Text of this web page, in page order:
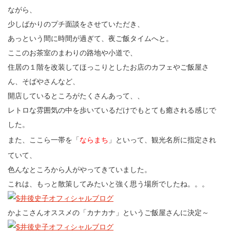
ながら、
少しばかりのプチ面談をさせていただき、
あっという間に時間が過ぎて、夜ご飯タイムへと。
ここのお茶室のまわりの路地や小道で、
住居の１階を改装してほっこりとしたお店のカフェやご飯屋さ
ん、そばやさんなど、
開店しているところがたくさんあって、、
レトロな雰囲気の中を歩いているだけでもとても癒される感じで
した。
また、ここら一帯を「ならまち 」といって、観光名所に指定され
ていて、
色んなところから人がやってきていました。
これは、もっと散策してみたいと強く思う場所でしたね。。。
かよこさんオススメの「カナカナ」というご飯屋さんに決定～